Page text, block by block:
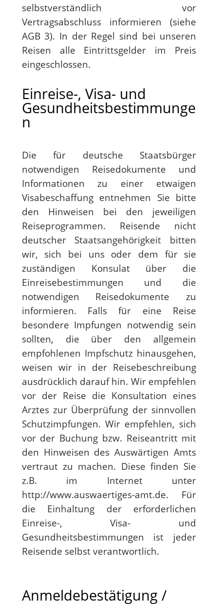
selbstverständlich vor
Vertragsabschluss informieren (siehe
AGB 3). In der Regel sind bei unseren
Reisen alle Eintrittsgelder im Preis
eingeschlossen.
Einreise-, Visa- und
Gesundheitsbestimmunge
n
Die für deutsche Staatsbürger
notwendigen Reisedokumente und
Informationen zu einer etwaigen
Visabeschaffung entnehmen Sie bitte
den Hinweisen bei den jeweiligen
Reiseprogrammen. Reisende nicht
deutscher Staatsangehörigkeit bitten
wir, sich bei uns oder dem für sie
zuständigen Konsulat über die
Einreisebestimmungen und die
notwendigen Reisedokumente zu
informieren. Falls für eine Reise
besondere Impfungen notwendig sein
sollten, die über den allgemein
empfohlenen Impfschutz hinausgehen,
weisen wir in der Reisebeschreibung
ausdrücklich darauf hin. Wir empfehlen
vor der Reise die Konsultation eines
Arztes zur Überprüfung der sinnvollen
Schutzimpfungen. Wir empfehlen, sich
vor der Buchung bzw. Reiseantritt mit
den Hinweisen des Auswärtigen Amts
vertraut zu machen. Diese finden Sie
z.B. im Internet unter
http://www.auswaertiges-amt.de. Für
die Einhaltung der erforderlichen
Einreise-, Visa- und
Gesundheitsbestimmungen ist jeder
Reisende selbst verantwortlich.
Anmeldebestätigung /